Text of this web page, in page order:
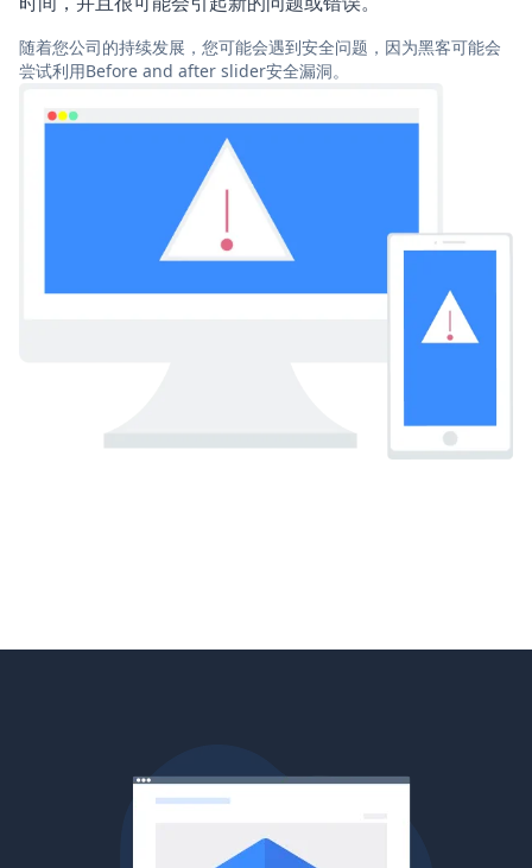
随着您公司的持续发展，您可能会遇到安全问题，因为黑客可能会
尝试利用Before and after slider安全漏洞。